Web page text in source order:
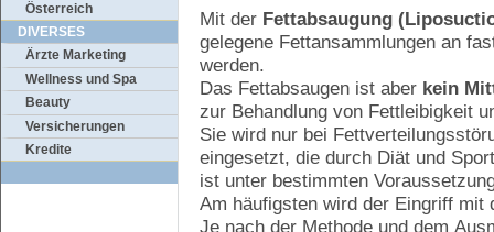
Österreich
DIVERSES
Ärzte Marketing
Wellness und Spa
Beauty
Versicherungen
Kredite
Mit der Fettabsaugung
gelegene Fettansammlungen an
werden.
Das Fettabsaugen ist aber kein
zur Behandlung von Fettleibigkeit
Sie wird nur bei
eingesetzt, die durch Diät und
ist unter bestimmten
Am häufigsten wird der Eingriff mit
Je nach der Methode und dem